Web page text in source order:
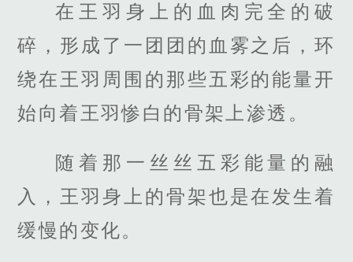
在王羽身上的血肉完全的破
碎，形成了一团团的血雾之后，环
绕在王羽周围的那些五彩的能量开
始向着王羽惨白的骨架上渗透。
随着那一丝丝五彩能量的融
入，王羽身上的骨架也是在发生着
缓慢的变化。